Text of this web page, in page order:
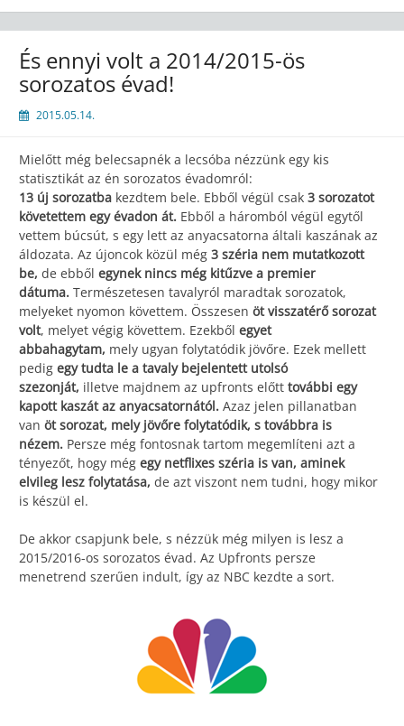
És ennyi volt a 2014/2015-ös
sorozatos évad!
2015.05.14.
Mielőtt még belecsapnék a lecsóba nézzünk egy kis
statisztikát az én sorozatos évadomról:
13 új sorozatba kezdtem bele. Ebből végül csak 3 sorozatot
követettem egy évadon át. Ebből a háromból végül egytől
vettem búcsút, s egy lett az anyacsatorna általi kaszának az
áldozata. Az újoncok közül még 3 széria nem mutatkozott
be, de ebből egynek nincs még kitűzve a premier
dátuma. Természetesen tavalyról maradtak sorozatok,
melyeket nyomon követtem. Összesen öt visszatérő sorozat
volt, melyet végig követtem. Ezekből egyet
abbahagytam, mely ugyan folytatódik jövőre. Ezek mellett
pedig egy tudta le a tavaly bejelentett utolsó
szezonját, illetve majdnem az upfronts előtt további egy
kapott kaszát az anyacsatornától. Azaz jelen pillanatban
van öt sorozat, mely jövőre folytatódik, s továbbra is
nézem. Persze még fontosnak tartom megemlíteni azt a
tényezőt, hogy még egy netflixes széria is van, aminek
elvileg lesz folytatása, de azt viszont nem tudni, hogy mikor
is készül el.
De akkor csapjunk bele, s nézzük még milyen is lesz a
2015/2016-os sorozatos évad. Az Upfronts persze
menetrend szerűen indult, így az NBC kezdte a sort.